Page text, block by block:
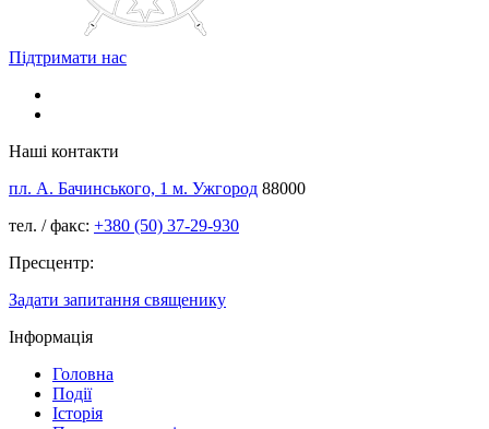
Підтримати нас
Наші контакти
пл. А. Бачинського, 1 м. Ужгород 88000
тел. / факс: +380 (50) 37-29-930
Пресцентр:
Задати запитання священику
Інформація
Головна
Події
Історія